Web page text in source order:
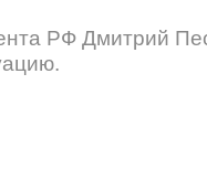
РФ Дмитрий